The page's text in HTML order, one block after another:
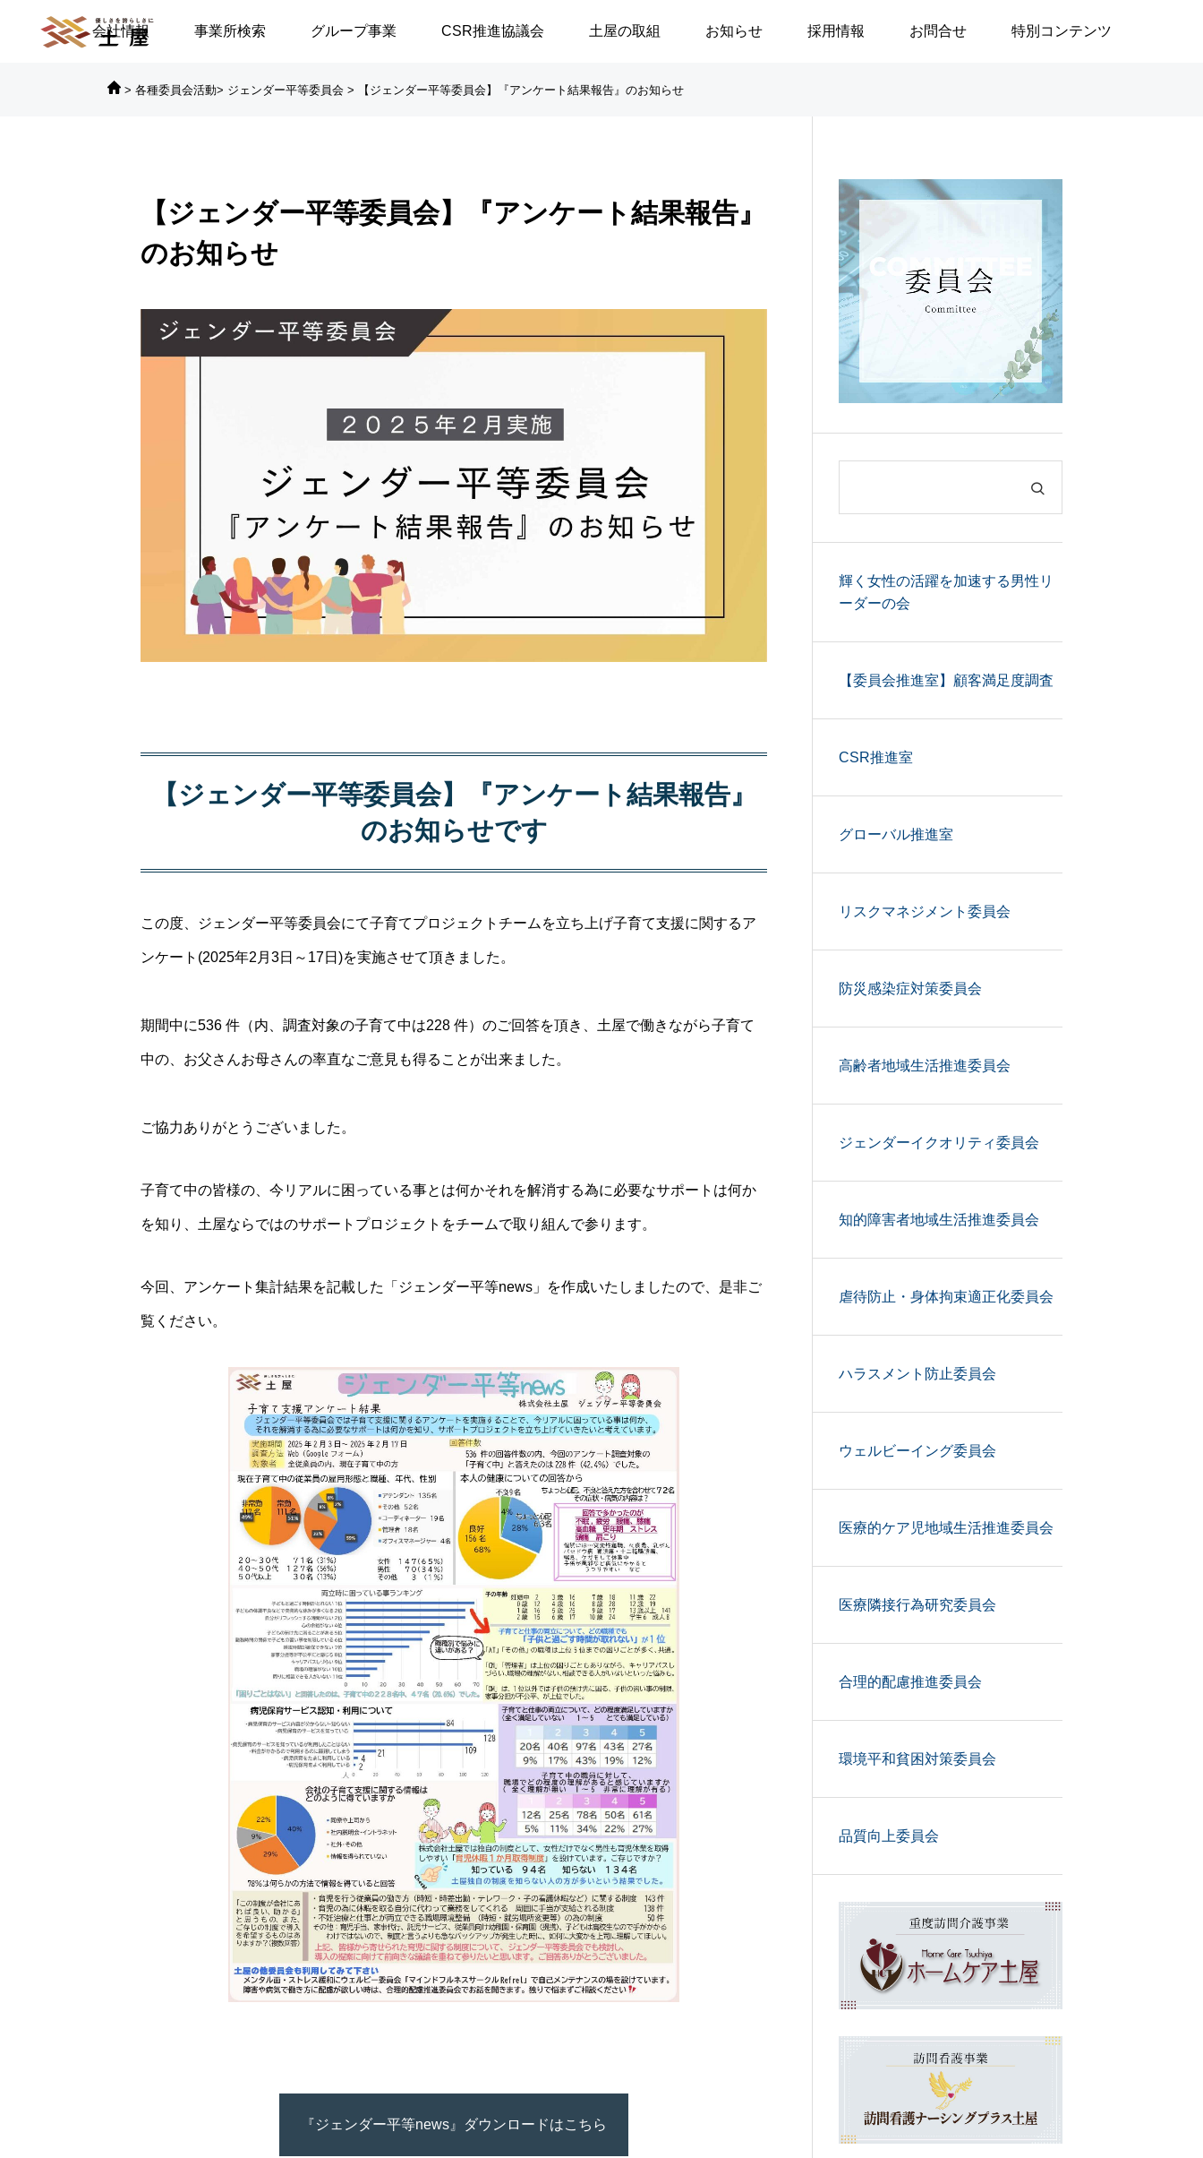
会社情報 事業所検索 グループ事業 CSR推進協議会 土屋の取組 お知らせ 採用情報 お問合せ 特別コンテンツ
【高浜代表×浅野史郎先生】
連続対談シリーズ第2回 ～
【高浜代表×浅野史郎先生】
「八月敗戦の夏に思うこと」
ブログ
政治はなぜ大切なのか／安積
遊歩
> 各種委員会活動> ジェンダー平等委員会 > 【ジェンダー平等委員会】『アンケート結果報告』のお知らせ
【ジェンダー平等委員会】『アンケート結果報告』
のお知らせ
【ジェンダー平等委員会】『アンケート結果報告』
のお知らせです
この度、ジェンダー平等委員会にて子育てプロジェクトチームを立ち上げ子育て支援に関するア
ンケート(2025年2月3日～17日)を実施させて頂きました。
期間中に536 件（内、調査対象の子育て中は228 件）のご回答を頂き、土屋で働きながら子育て
中の、お父さんお母さんの率直なご意見も得ることが出来ました。
ご協力ありがとうございました。
子育て中の皆様の、今リアルに困っている事とは何かそれを解消する為に必要なサポートは何か
を知り、土屋ならではのサポートプロジェクトをチームで取り組んで参ります。
今回、アンケート集計結果を記載した「ジェンダー平等news」を作成いたしましたので、是非ご
覧ください。
『ジェンダー平等news』ダウンロードはこちら
輝く女性の活躍を加速する男性リ
ーダーの会
【委員会推進室】顧客満足度調査
CSR推進室
グローバル推進室
リスクマネジメント委員会
防災感染症対策委員会
高齢者地域生活推進委員会
ジェンダーイクオリティ委員会
知的障害者地域生活推進委員会
虐待防止・身体拘束適正化委員会
ハラスメント防止委員会
ウェルビーイング委員会
医療的ケア児地域生活推進委員会
医療隣接行為研究委員会
合理的配慮推進委員会
環境平和貧困対策委員会
品質向上委員会